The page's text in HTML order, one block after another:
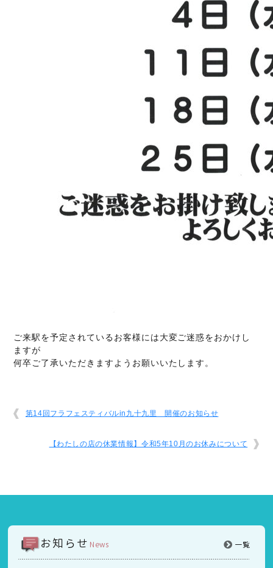
ご来駅を予定されているお客様には大変ご迷惑をおかけし
ますが
何卒ご了承いただきますようお願いいたします。
第14回フラフェスティバルin九十九里 開催のお知らせ
【わたしの店の休業情報】令和5年10月のお休みについて
お知らせ News 一覧